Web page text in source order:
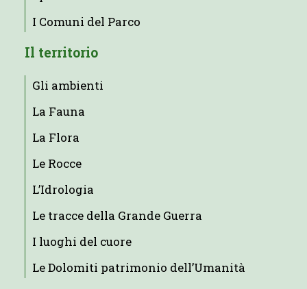
I Comuni del Parco
Il territorio
Gli ambienti
La Fauna
La Flora
Le Rocce
L’Idrologia
Le tracce della Grande Guerra
I luoghi del cuore
Le Dolomiti patrimonio dell’Umanità